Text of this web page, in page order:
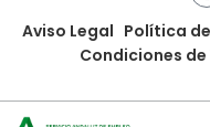
Aviso Legal Política
Condiciones